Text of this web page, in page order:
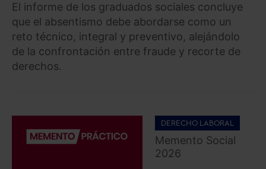
El informe de los graduados sociales concluye
que el absentismo debe abordarse como un
reto técnico, integral y preventivo, alejándolo
de la confrontación entre fraude y recorte de
derechos.
DERECHO LABORAL
Memento Social
2026